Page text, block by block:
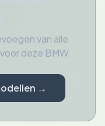
van alle
deze BMW
→